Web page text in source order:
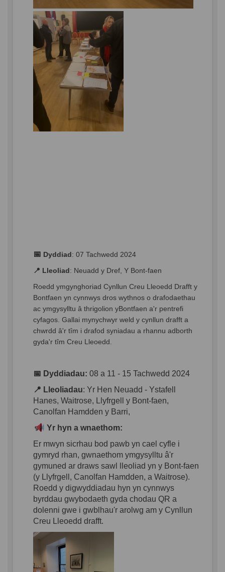
📅 Dyddiad: 07 Tachwedd 2024
📍 Lleoliad: Neuadd y Dref, Y Bont-faen
Roedd ymgynghoriad Cynllun Creu Lleoedd Drafft y
Bontfaen yn cynnwys dros wythnos o drafodaethau
ac ymgysylltu â thrigolion yBontfaen a'r pentrefi
cyfagos. Gallai mynychwyr weld y cynllun drafft a
chwrdd â'r tîm i drafod syniadau a rhannu adborth
gyda'r tîm Creu Lleoedd.
📅 Dyddiadau: 08 a 11 - 15 Tachwedd 2024
📍 Lleoliadau: Yr Hen Neuadd - Ystafell
Hanes, Waitrose, Llyfrgell y Bont-faen,
Canolfan Hamdden y Barri,
Yr hyn awnaethom:
Er mwyn sicrhau bod pawb yn cael cyfle i
gymryd rhan, gwnaethom ymgysylltu â'r
gymuned ar draws sawl lleoliad yn y Bont-faen
(y Llyfrgell , Canolfan Hamdden, a Waitrose).
Roedd y digwyddiadau hyn yn cynnwys
byrddau gwybodaeth gyda chodau QR a
dolenni gwe i gwblhau'r arolwg am y Cynllun
Creu Lleoedd drafft.